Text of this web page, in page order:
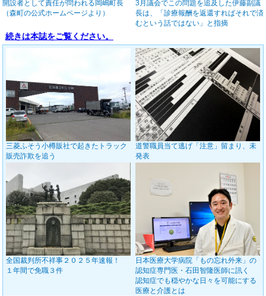
開設者として責任が問われる岡嶋町長
（森町の公式ホームページより）
3月議会でこの問題を追及した伊藤副議
長は、「診療報酬を返還すればそれで済
むという話ではない」と指摘
続きは本誌をご覧ください。
三菱ふそう小樽販社で起きたトラック
販売詐欺を追う
道警職員当て逃げ「注意」留まり、未
発表
全国裁判所不祥事２０２５年速報！
１年間で免職３件
日本医療大学病院「もの忘れ外来」の
認知症専門医・石田智隆医師に訊く
認知症でも穏やかな日々を可能にする
医療と介護とは